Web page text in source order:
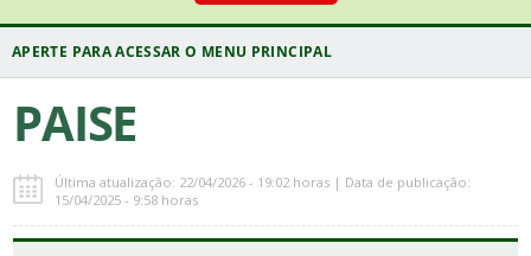
PAISE
Última atualização: 22/04/2026 - 19:02 horas | Data de publicação:
15/04/2025 - 9:58 horas